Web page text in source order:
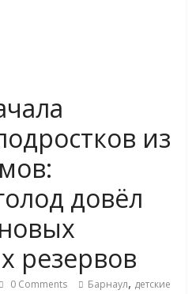
из
довёл
резервов
0 Comments Барнаул, детские